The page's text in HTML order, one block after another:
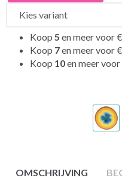
Koop 5 en meer voor
Koop 7en meer voor
Koop 10en meer voor
OMSCHRIJVING